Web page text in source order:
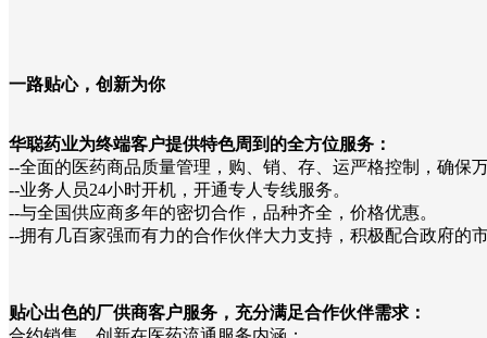
企业荣誉
公司掠影
片剂
混悬剂
公司新闻
招聘人才
虚位拟待
联系我们
一路贴心，创新为你
华聪药业为终端客户提供特色周到的全方位服务：
--全面的医药商品质量管理，购、销、存、运严格控制，确保
--业务人员24小时开机，开通专人专线服务。
--与全国供应商多年的密切合作，品种齐全，价格优惠。
--拥有几百家强而有力的合作伙伴大力支持，积极配合政府的
贴心出色的厂供商客户服务，充分满足合作伙伴需求：